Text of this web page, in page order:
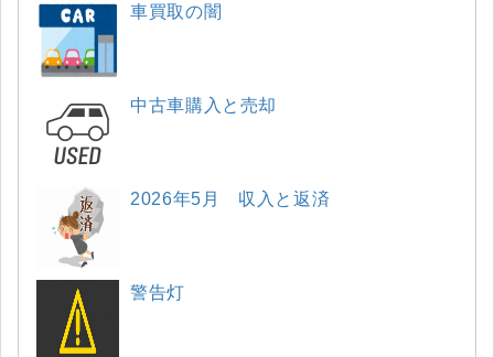
車買取の闇
中古車購入と売却
2026年5月 収入と返済
警告灯